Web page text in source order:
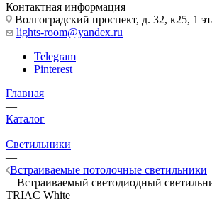
Контактная информация
Волгоградский проспект, д. 32, к25, 1
lights-room@yandex.ru
Telegram
Pinterest
Главная
—
Каталог
—
Светильники
—
Встраиваемые потолочные светильники
—Встраиваемый светодиодный
TRIAC White